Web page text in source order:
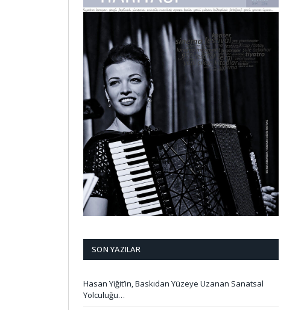
SON YAZILAR
Hasan Yiğit’in, Baskıdan Yüzeye Uzanan Sanatsal
Yolculuğu…